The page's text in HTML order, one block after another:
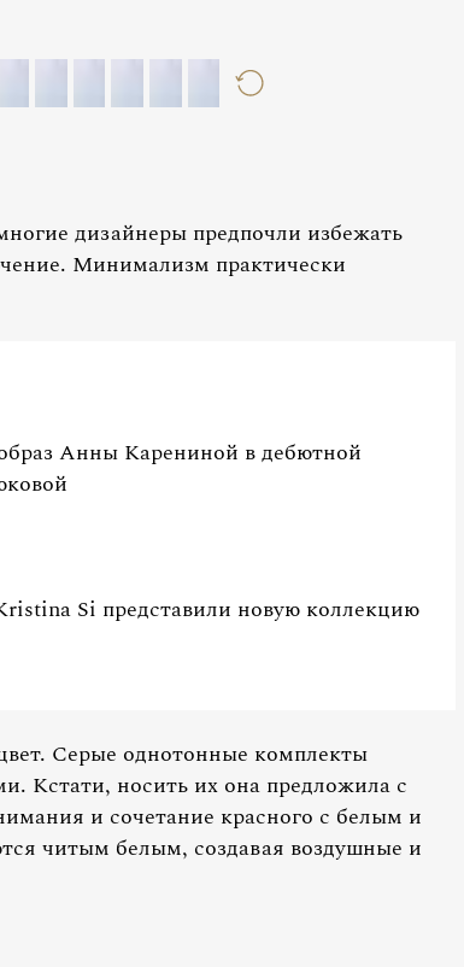
дизайнеры предпочли избежать
Минимализм практически
Анны Карениной в дебютной
Si представили новую коллекцию
Серые однотонные комплекты
Кстати, носить их она предложила с
и сочетание красного с белым и
читым белым, создавая воздушные и